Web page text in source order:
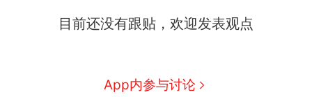
目前还没有跟贴，欢迎发表观点
App内参与讨论
人生
新 搬家报价570元，搬到楼下